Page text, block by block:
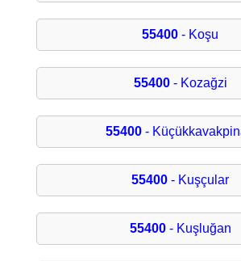
55400 - Koşu
55400- Kozağzi
55400 -
55400 - Kuşçular
55400- Kuşluğan